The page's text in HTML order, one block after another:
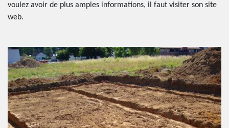
voulez avoir de plus amples informations, il faut visiter son site
web.